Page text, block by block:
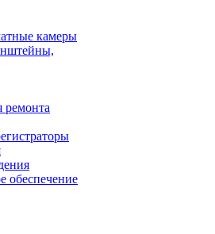
камеры
ремонта
обеспечение